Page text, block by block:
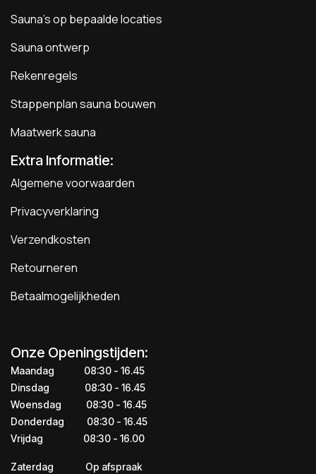
Sauna's op bepaalde locaties
Sauna ontwerp
Rekenregels
Stappenplan sauna bouwen
Maatwerk sauna
Extra Informatie:
Algemene voorwaarden
Privacyverklaring
Verzendkosten
Retourneren
Betaalmogelijkheden
Onze Openingstijden:
Maandag
​​​08:30 - 16.45​
Dinsdag
​​​​08:30 - 16.45
Woensdag
​08:30 - 16.45
Donderdag
​​​​​08:30 - 16.45
Vrijdag
​​​​​08:30 - 16.00
Zaterdag ​​Op afspraak